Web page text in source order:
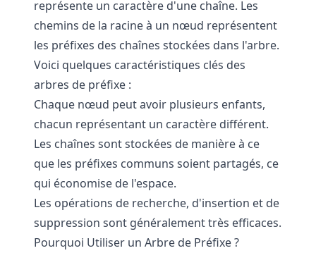
représente un caractère d'une chaîne. Les
chemins de la racine à un nœud représentent
les préfixes des chaînes stockées dans l'arbre.
Voici quelques caractéristiques clés des
arbres de préfixe :
Chaque nœud peut avoir plusieurs enfants,
chacun représentant un caractère différent.
Les chaînes sont stockées de manière à ce
que les préfixes communs soient partagés, ce
qui économise de l'espace.
Les opérations de recherche, d'insertion et de
suppression sont généralement très efficaces.
Pourquoi Utiliser un Arbre de Préfixe ?